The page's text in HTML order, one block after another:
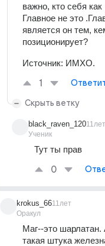
важно, кто себя
Главное не это
является он тем,
позиционирует?
Источник: ИМХО.
1
Скрыть ветку
black_raven_120
Ученик
11лет
Тут ты прав
0
krokus_66
Оракул
11лет
Маг--это шарлатан.
такая штука